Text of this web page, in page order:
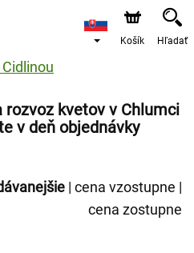
Košík Hľadať
rozvoz kvetov v Chlumci
v deň objednávky
| cena vzostupne |
cena zostupne